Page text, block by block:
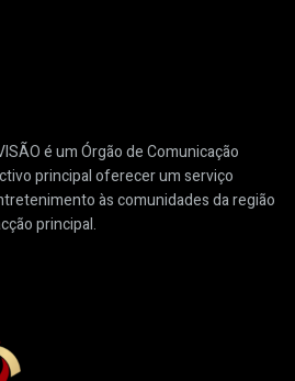
é um Órgão de Comunicação
principal oferecer um serviço
às comunidades da região
principal.